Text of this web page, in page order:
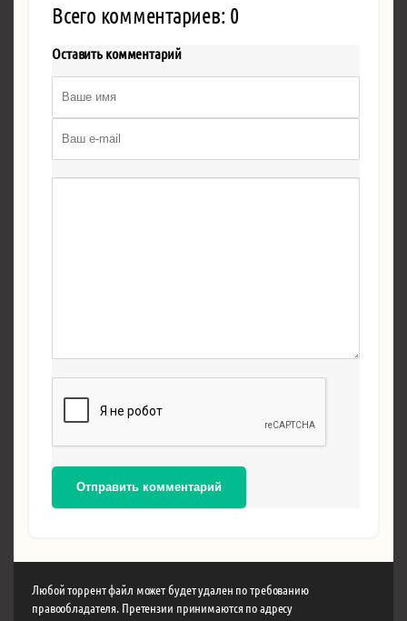
Всего комментариев: 0
Оставить комментарий
Отправить комментарий
Любой торрент файл может будет удален по требованию
правообладателя. Претензии принимаются по адресу